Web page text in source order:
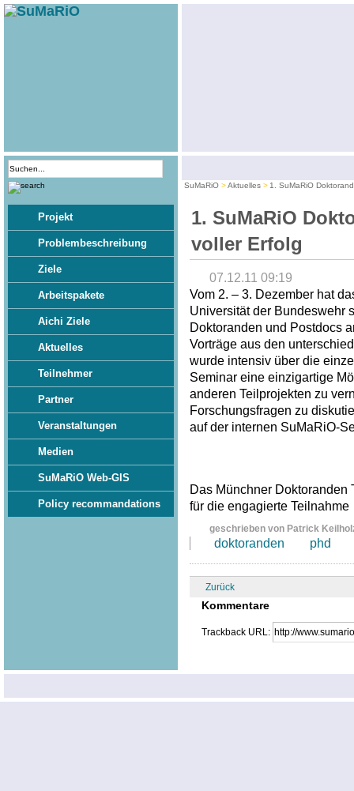
Projekt
Problembeschreibung
Ziele
Arbeitspakete
Aichi Ziele
Aktuelles
Teilnehmer
Partner
Veranstaltungen
Medien
SuMaRiO Web-GIS
Policy recommandations
SuMaRiO Aktuelles 1. SuMaRiO
1. SuMaRiO
voller Erfolg
07.12.11 09:19
Vom 2. – 3. Dezember hat
Universität der Bundeswehr
Doktoranden und Postdocs
Vorträge aus den
wurde intensiv über die
Seminar eine einzigartige
anderen Teilprojekten zu
Forschungsfragen zu
auf der internen SuMaRiO-
Das Münchner Doktoranden
für die engagierte Teilnahme
geschrieben von Patrick
doktoranden phd
Zurück
Kommentare
Trackback URL: